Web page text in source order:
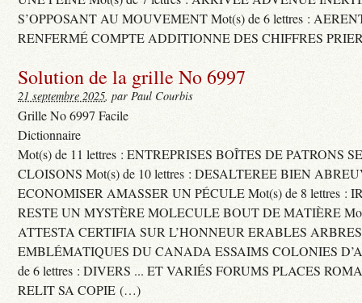
S’OPPOSANT AU MOUVEMENT Mot(s) de 6 lettres :
RENFERMÉ COMPTE ADDITIONNE DES CHIFFRES
Solution de la grille No 6997
21 septembre 2025, par Paul Courbis
Grille No 6997 Facile
Dictionnaire
Mot(s) de 11 lettres : ENTREPRISES BOÎTES DE PATRONS
CLOISONS Mot(s) de 10 lettres : DESALTEREE BIEN
ECONOMISER AMASSER UN PÉCULE Mot(s) de 8 lettres :
RESTE UN MYSTÈRE MOLECULE BOUT DE MATIÈRE
ATTESTA CERTIFIA SUR L’HONNEUR ERABLES ARBRES
EMBLÉMATIQUES DU CANADA ESSAIMS COLONIES
de 6 lettres : DIVERS ... ET VARIÉS FORUMS PLACES
RELIT SA COPIE (…)